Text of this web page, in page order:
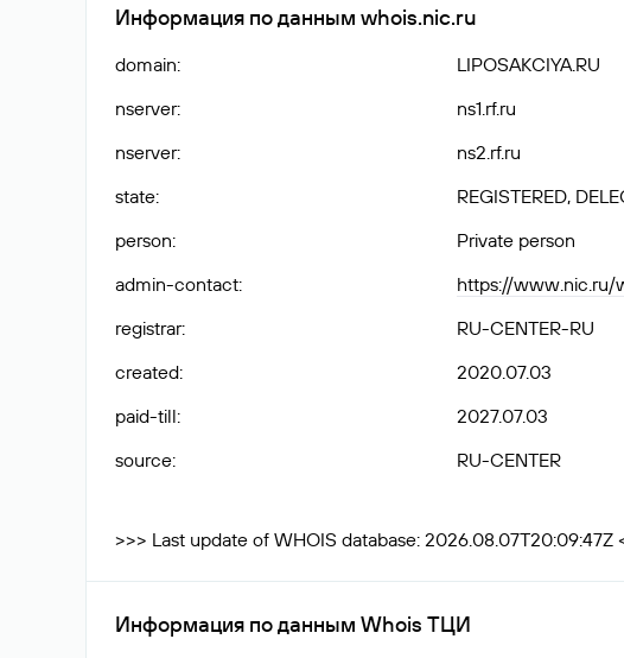
Информация по данным whois.nic.ru
domain:
LIPOSAKCIYA.RU
nserver:
ns1.rf.ru
nserver:
ns2.rf.ru
state:
REGISTERED,
person:
Private person
admin-contact:
https://www.nic.ru/
registrar:
RU-CENTER-RU
created:
2020.07.03
paid-till:
2027.07.03
source: RU-CENTER
>>> Last update of WHOIS database: 2026.08.07T20:09:47Z
Информация по данным Whois ТЦИ